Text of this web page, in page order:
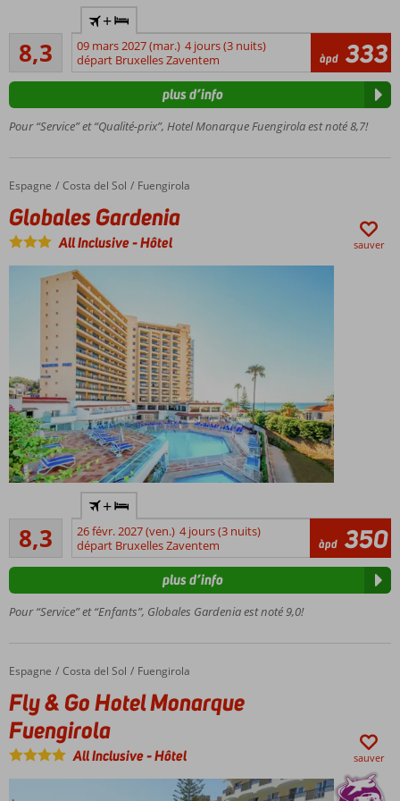
de
marche
de la
Promenez-
vous le
long du
le soir
Centre de
spa
comprenant
un sauna et
un bain turc
Fuengirola
facilement
accessible
en bus
8,3
Très bon
34
commentaires
+
09 mars 2027 (mar.) 4 jours (3 nuits)
départ Bruxelles Zaventem
àpd 333
Pour “Service” et “Qualité-prix”, Hotel Monarque Fuengirola est noté 8,7!
plus d’info
Accueil
Espagne Costa del Sol Fuengirola
Globales Gardenia
Globales Gardenia
All Inclusive-Hôtel sauver
confortable
Allez
directement
Ne vous
jamais,
de
nombreux
équipements
Près du
centre de
8,3Très bon
12
commentaires
+
26 févr. 2027 (ven.) 4 jours (3 nuits)
départ Bruxelles Zaventem
àpd 350
Pour “Service” et “Enfants”, Globales Gardenia est noté 9,0!
plus d’info
Accueil
Espagne Costa del Sol Fuengirola
Fly & Go Hotel Monarque Fuengirola
Fly & Go Hotel Monarque
Fuengirola
All Inclusive-Hôtel sauver